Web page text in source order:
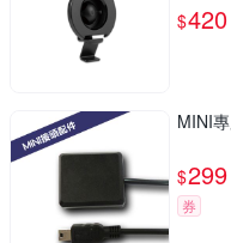
$420
MINI
$299
券